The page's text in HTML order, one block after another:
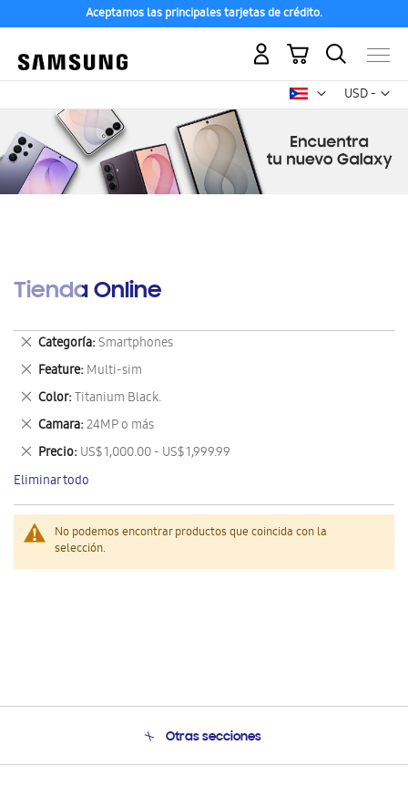
Aceptamos las principales tarjetas de crédito.
USD -
dólar
Mi carrito
Tienda Online
No podemos encontrar productos que coincida con la
selección.
Categoría Smartphones
Eliminar
este
artículo
Feature Multi-sim
Eliminar
este
artículo
Color Titanium Black.
Eliminar
este
artículo
Camara 24MP o más
Eliminar
este
artículo
Precio US$ 1,000.00 - US$ 1,999.99
Eliminar
este
artículo
Eliminar todo
Otras secciones